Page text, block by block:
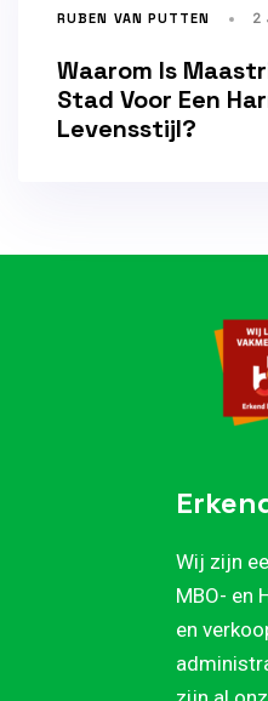
RUBEN VAN PUTTEN 2
Waarom Is
Stad Voor Een
Levensstijl?
Wij zijn
MBO- en
en